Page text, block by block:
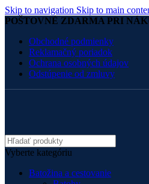
Skip to navigation Skip to main
POŠTOVNÉ ZDARMA PRI
Obchodné podmienky
Reklamačný poriadok
Ochrana osobných údajov
Odstúpenie od zmluvy
Vyberte kategóriu
Batožina a cestovanie